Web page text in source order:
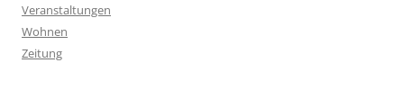
Veranstaltungen
Wohnen
Zeitung